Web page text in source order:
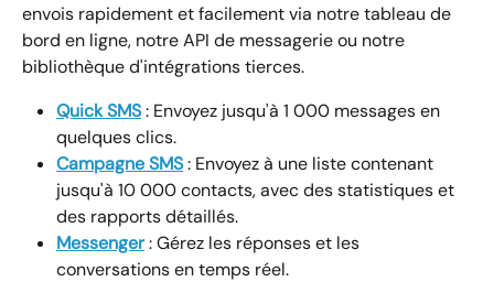
envois rapidement et facilement via notre tableau de
bord en ligne, notre API de messagerie ou notre
bibliothèque d'intégrations tierces.
Quick SMS : Envoyez jusqu'à 1 000 messages en
quelques clics.
Campagne SMS : Envoyez à une liste contenant
jusqu'à 10 000 contacts, avec des statistiques et
des rapports détaillés.
Messenger : Gérez les réponses et les
conversations en temps réel.